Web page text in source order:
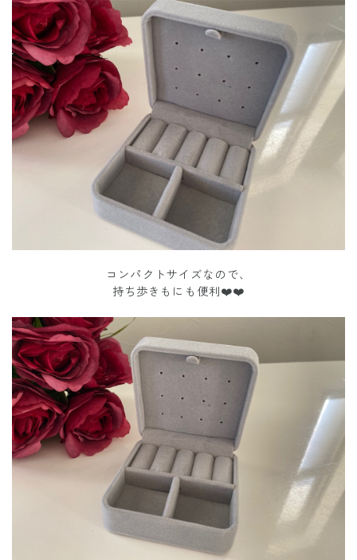
コンパクトサイズなので、
持ち歩きもにも便利❤️❤️